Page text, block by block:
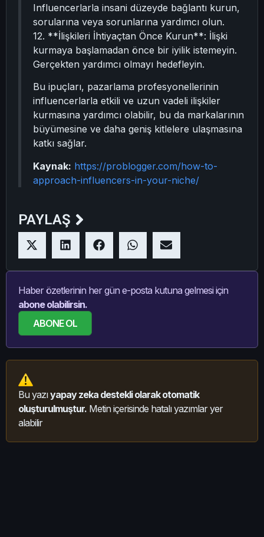
Influencerlarla insani düzeyde bağlantı kurun,
sorularına veya sorunlarına yardımcı olun.
12. **İlişkileri İhtiyaçtan Önce Kurun**: İlişki
kurmaya başlamadan önce bir iyilik istemeyin.
Gerçekten yardımcı olmayı hedefleyin.
Bu ipuçları, pazarlama profesyonellerinin
influencerlarla etkili ve uzun vadeli ilişkiler
kurmasına yardımcı olabilir, bu da markalarının
büyümesine ve daha geniş kitlelere ulaşmasına
katkı sağlar.
Kaynak: https://problogger.com/how-to-
approach-influencers-in-your-niche/
PAYLAŞ
Haber özetlerinin her gün e-posta kutuna gelmesi için
abone olabilirsin.
ABONE OL
Bu yazıyapay zeka destekli olarak otomatik
oluşturulmuştur. Metin içerisinde hatalı yazımlar yer
alabilir